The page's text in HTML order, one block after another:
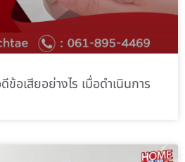
อเสียอย่างไร เมื่อดำเนินการ